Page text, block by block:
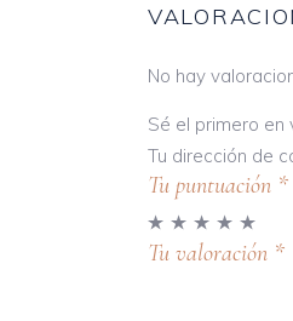
No hay
Sé el primero en
Tu dirección de
Tu puntuación *
Tu valoración *